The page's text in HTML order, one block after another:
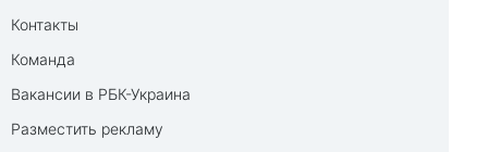
Контакты
Команда
Вакансии в РБК-Украина
Разместить рекламу